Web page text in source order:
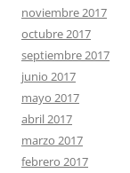
noviembre 2017
octubre 2017
septiembre 2017
junio 2017
mayo 2017
abril 2017
marzo 2017
febrero 2017